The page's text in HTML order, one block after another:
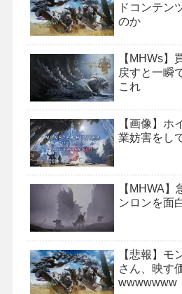
ドコンテン
のか
【MHWs】
戻すと一瞬
これ
【画像】ホ
業妨害をし
【MHWA】
ンロンを面
【悲報】モ
さん、映す
wwwwwww